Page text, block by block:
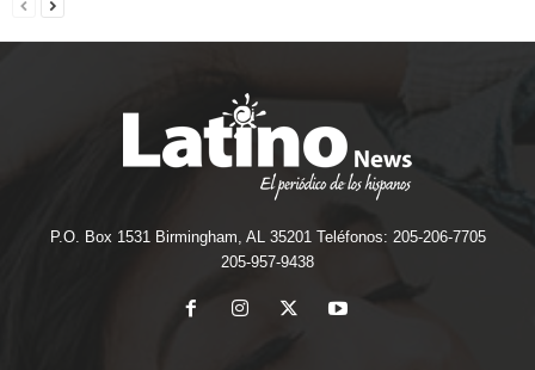
P.O. Box 1531 Birmingham, AL 35201 Teléfonos: 205-206-7705
205-957-9438